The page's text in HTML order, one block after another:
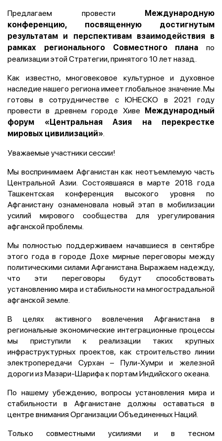
Предлагаем провести
Международную
конференцию, посвященную достигнутым
результатам и перспективам взаимодействия в
рамках регионального Совместного плана по
реализации этой Стратегии, принятого 10 лет назад.
Как известно, многовековое культурное и духовное
наследие нашего региона имеет глобальное значение. Мы
готовы в сотрудничестве с ЮНЕСКО в 2021 году
провести в древнем городе Хиве Международный
форум «Центральная Азия на перекрестке
мировых цивилизаций».
Уважаемые участники сессии!
Мы воспринимаем Афганистан как неотъемлемую часть
Центральной Азии. Состоявшаяся в марте 2018 года
Ташкентская конференция высокого уровня по
Афганистану ознаменовала новый этап в мобилизации
усилий мирового сообщества для урегулирования
афганской проблемы.
Мы полностью поддерживаем начавшиеся в сентябре
этого года в городе Дохе мирные переговоры между
политическими силами Афганистана. Выражаем надежду,
что эти переговоры будут способствовать
установлению мира и стабильности на многострадальной
афганской земле.
В целях активного вовлечения Афганистана в
региональные экономические интеграционные процессы
мы приступили к реализации таких крупных
инфраструктурных проектов, как строительство линии
электропередачи Сурхан – Пули-Хумри и железной
дороги из Мазари-Шарифа к портам Индийского океана.
По нашему убеждению, вопросы установления мира и
стабильности в Афганистане должны оставаться в
центре внимания Организации Объединенных Наций.
Только совместными усилиями и в тесном